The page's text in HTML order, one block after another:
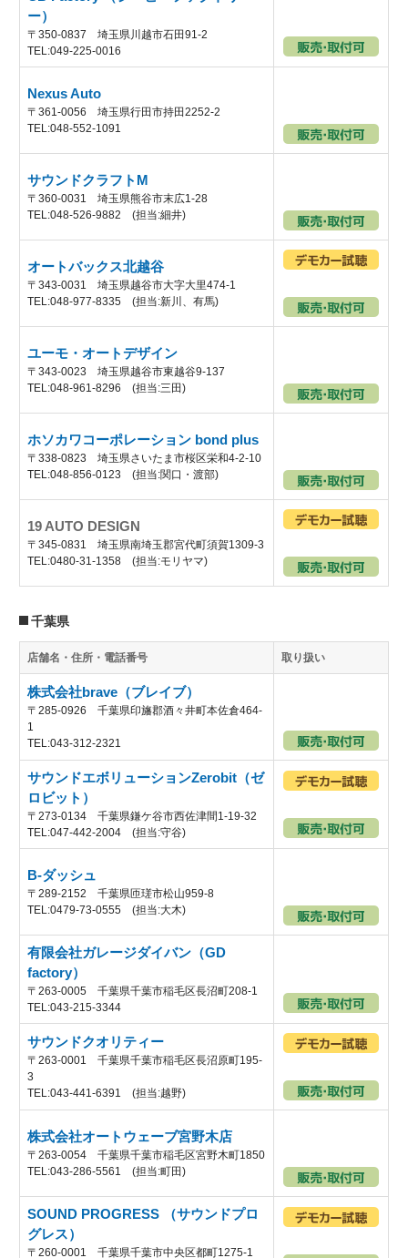
ー）
〒350-0837 埼玉県川越市石田91-2
TEL:049-225-0016
Nexus Auto
〒361-0056 埼玉県行田市持田2252-2
TEL:048-552-1091
サウンドクラフトM
〒360-0031 埼玉県熊谷市末広1-28
TEL:048-526-9882 (担当:細井)
オートバックス北越谷
〒343-0031 埼玉県越谷市大字大里474-1
TEL:048-977-8335 (担当:新川、有馬)
ユーモ・オートデザイン
〒343-0023 埼玉県越谷市東越谷9-137
TEL:048-961-8296 (担当:三田)
ホソカワコーポレーション bond plus
〒338-0823 埼玉県さいたま市桜区栄和4-2-10
TEL:048-856-0123 (担当:関口・渡部)
19 AUTO DESIGN
〒345-0831 埼玉県南埼玉郡宮代町須賀1309-3
TEL:0480-31-1358 (担当:モリヤマ)
千葉県
店舗名・住所・電話番号 取り扱い
株式会社brave（ブレイブ）
〒285-0926 千葉県印旛郡酒々井町本佐倉464-
1
TEL:043-312-2321
サウンドエボリューションZerobit（ゼ
ロビット）
〒273-0134 千葉県鎌ケ谷市西佐津間1-19-32
TEL:047-442-2004 (担当:守谷)
B-ダッシュ
〒289-2152 千葉県匝瑳市松山959-8
TEL:0479-73-0555 (担当:大木)
有限会社ガレージダイバン（GD
factory）
〒263-0005 千葉県千葉市稲毛区長沼町208-1
TEL:043-215-3344
サウンドクオリティー
〒263-0001 千葉県千葉市稲毛区長沼原町195-
3
TEL:043-441-6391 (担当:越野)
株式会社オートウェーブ宮野木店
〒263-0054 千葉県千葉市稲毛区宮野木町1850
TEL:043-286-5561 (担当:町田)
SOUND PROGRESS （サウンドプロ
グレス）
〒260-0001 千葉県千葉市中央区都町1275-1